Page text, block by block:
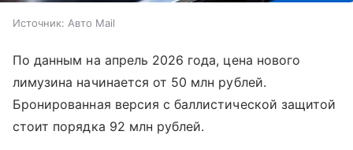
Источник: Авто Mail
По данным на апрель 2026 года, цена нового
лимузина начинается от 50 млн рублей.
Бронированная версия с баллистической защитой
стоит порядка 92 млн рублей.